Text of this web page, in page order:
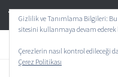
Skip to content
TeknoAktif
Gizlilik ve Tanımlama Bilgileri:
sitesini kullanmaya devam
Çerezlerin nasıl kontrol edileceği
Çerez Politikası